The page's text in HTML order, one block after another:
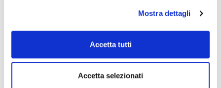
Mostra dettagli
Accetta tutti
Accetta selezionati
I cataloghi sono disponibili presso i distributori di
zona!